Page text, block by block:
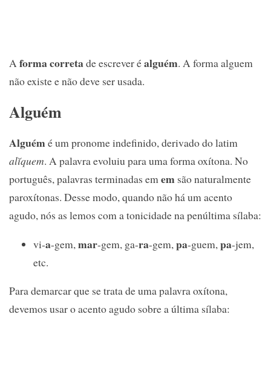
Aforma corretade escrever éalguém. A forma alguem
não existe e não deve ser usada.
Alguém
Alguémé um pronome indefinido, derivado do latim
alĭquem. A palavra evoluiu para uma forma oxítona. No
português, palavras terminadas emem são naturalmente
paroxítonas. Desse modo, quando não há um acento
agudo, nós as lemos com a tonicidade na penúltima sílaba:
vi-a-gem, mar-gem, ga-ra-gem, pa-guem, pa-jem,
etc.
Para demarcar que se trata de uma palavra oxítona,
devemos usar o acento agudo sobre a última sílaba: